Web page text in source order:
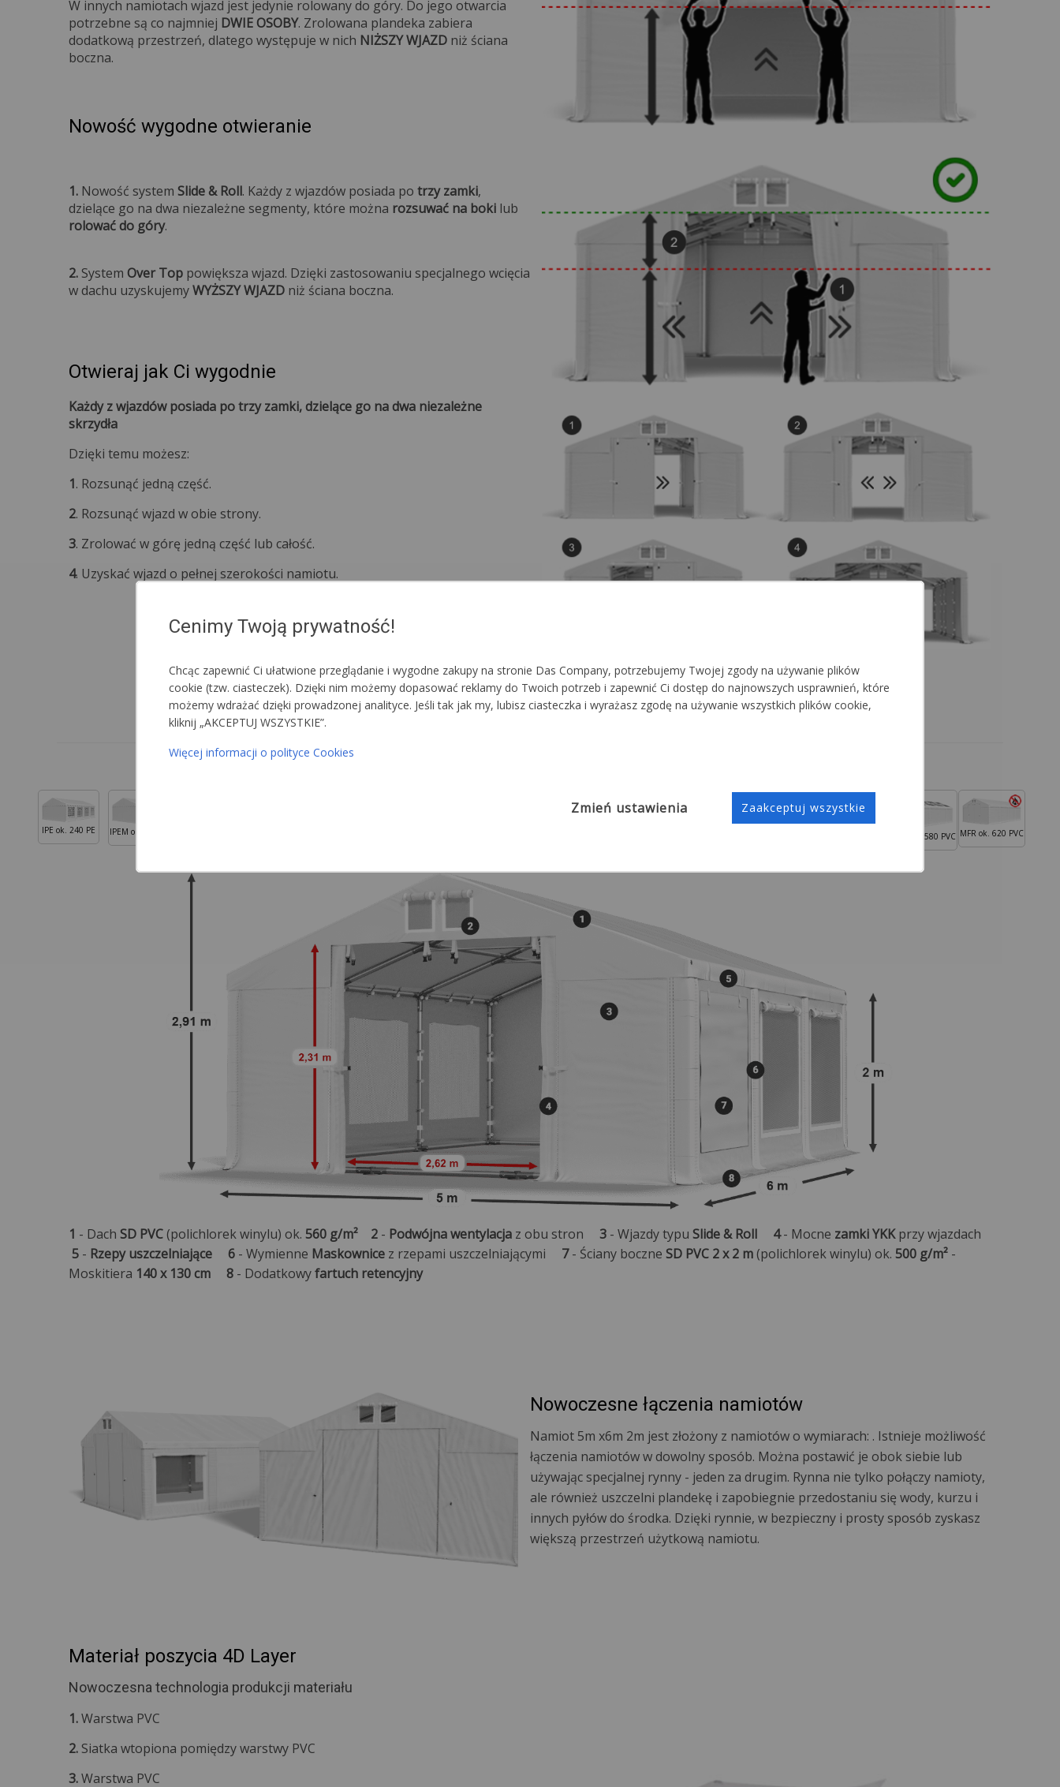
W innych namiotach wjazd jest jedynie rolowany do góry. Do jego otwarcia
potrzebne są co najmniej DWIE OSOBY. Zrolowana plandeka zabiera
dodatkową przestrzeń, dlatego występuje w nich NIŻSZY WJAZD niż ściana
boczna.
Nowość wygodne otwieranie
1. Nowość system Slide & Roll. Każdy z wjazdów posiada po trzy zamki,
dzielące go na dwa niezależne segmenty, które można rozsuwać na boki lub
rolować do góry.
2. System Over Top powiększa wjazd. Dzięki zastosowaniu specjalnego wcięcia
w dachu uzyskujemyWYŻSZY WJAZD niż ściana boczna.
Otwieraj jak Ci wygodnie
Każdy z wjazdów posiada po trzy zamki, dzielące go na dwa niezależne
skrzydła
Dzięki temu możesz:
1. Rozsunąć jedną część.
2. Rozsunąć wjazd w obie strony.
3. Zrolować w górę jedną część lub całość.
4. Uzyskać wjazd o pełnej szerokości namiotu.
IPE ok. 240 PE IPEM ok. 240 PE MMST ok. 580 PVC MFR ok. 620 PVC
1 - Dach SD PVC(polichlorek winylu) ok. 560 g/m² 2 - Podwójna wentylacja z obu stron 3 - Wjazdy typu Slide & Roll 4- Mocne zamki YKKprzy wjazdach
5 - Rzepy uszczelniające 6 - Wymienne Maskownice z rzepami uszczelniającymi 7- Ściany boczne SD PVC 2 x 2 m(polichlorek winylu) ok. 500 g/m² -
Moskitiera 140 x 130 cm 8 - Dodatkowyfartuch retencyjny
Nowoczesne łączenia namiotów
Namiot 5m x6m 2m jest złożony z namiotów o wymiarach: . Istnieje możliwość
łączenia namiotów w dowolny sposób. Można postawić je obok siebie lub
używając specjalnej rynny - jeden za drugim. Rynna nie tylko połączy namioty,
ale również uszczelni plandekę i zapobiegnie przedostaniu się wody, kurzu i
innych pyłów do środka. Dzięki rynnie, w bezpieczny i prosty sposób zyskasz
większą przestrzeń użytkową namiotu.
Materiał poszycia 4D Layer
Nowoczesna technologia produkcji materiału
1.Warstwa PVC
2. Siatka wtopiona pomiędzy warstwy PVC
3.Warstwa PVC
Cenimy Twoją prywatność!
Chcąc zapewnić Ci ułatwione przeglądanie i wygodne zakupy na stronie Das Company, potrzebujemy Twojej zgody na używanie plików
cookie (tzw. ciasteczek). Dzięki nim możemy dopasować reklamy do Twoich potrzeb i zapewnić Ci dostęp do najnowszych usprawnień, które
możemy wdrażać dzięki prowadzonej analityce. Jeśli tak jak my, lubisz ciasteczka i wyrażasz zgodę na używanie wszystkich plików cookie,
kliknij „AKCEPTUJ WSZYSTKIE”.
Więcej informacji o polityce Cookies
Zmień ustawienia Zaakceptuj wszystkie